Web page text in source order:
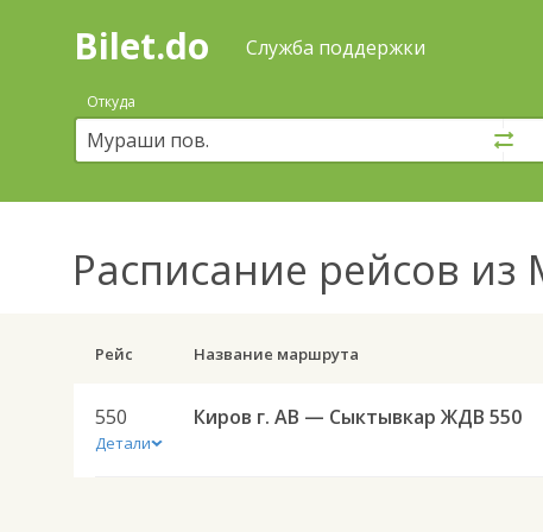
Поиск
покупка
билетов
автобус
онлайн
Bilet.do Служба поддержки
Откуда
Расписание рейсов из
Рейс Название маршрута
550
Детали
Киров г. АВ — Сыктывкар ЖДВ 550